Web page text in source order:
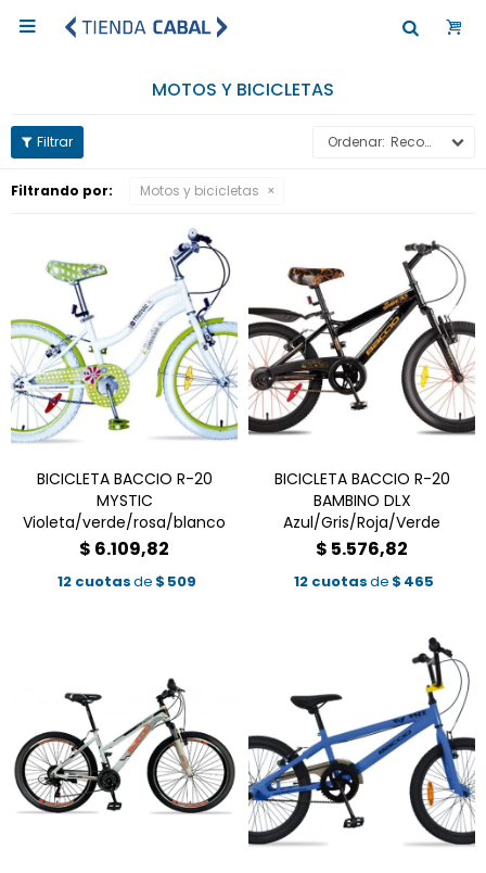

MOTOS Y BICICLETAS
Recomendados
Filtrando por: Motos y bicicletas
BICICLETA BACCIO R-20
MYSTIC
Violeta/verde/rosa/blanco
$ 6.109,82
12 cuotasde $ 509
BICICLETA BACCIO R-20
BAMBINO DLX
Azul/Gris/Roja/Verde
$ 5.576,82
12 cuotasde $ 465